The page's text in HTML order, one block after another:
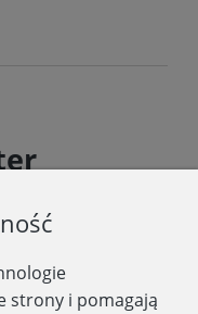
Zapisz się
strony i pomagają